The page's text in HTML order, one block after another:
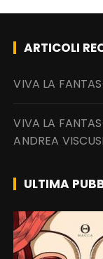
ARTICOLI
VIVA LA
VIVA LA
ANDREA
ULTIMA